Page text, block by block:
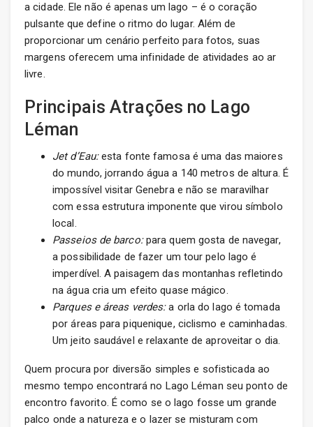
a cidade. Ele não é apenas um lago – é o coração
pulsante que define o ritmo do lugar. Além de
proporcionar um cenário perfeito para fotos, suas
margens oferecem uma infinidade de atividades ao ar
livre.
Principais Atrações no Lago
Léman
Jet d’Eau:esta fonte famosa é uma das maiores
do mundo, jorrando água a 140 metros de altura. É
impossível visitar Genebra e não se maravilhar
com essa estrutura imponente que virou símbolo
local.
Passeios de barco:para quem gosta de navegar,
a possibilidade de fazer um tour pelo lago é
imperdível. A paisagem das montanhas refletindo
na água cria um efeito quase mágico.
Parques e áreas verdes:a orla do lago é tomada
por áreas para piquenique, ciclismo e caminhadas.
Um jeito saudável e relaxante de aproveitar o dia.
Quem procura por diversão simples e sofisticada ao
mesmo tempo encontrará no Lago Léman seu ponto de
encontro favorito. É como se o lago fosse um grande
palco onde a natureza e o lazer se misturam com